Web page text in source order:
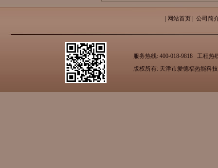
网站首页 公司简
服务热线: 400-018-9818 工程热
版权所有: 天津市爱德福热能科